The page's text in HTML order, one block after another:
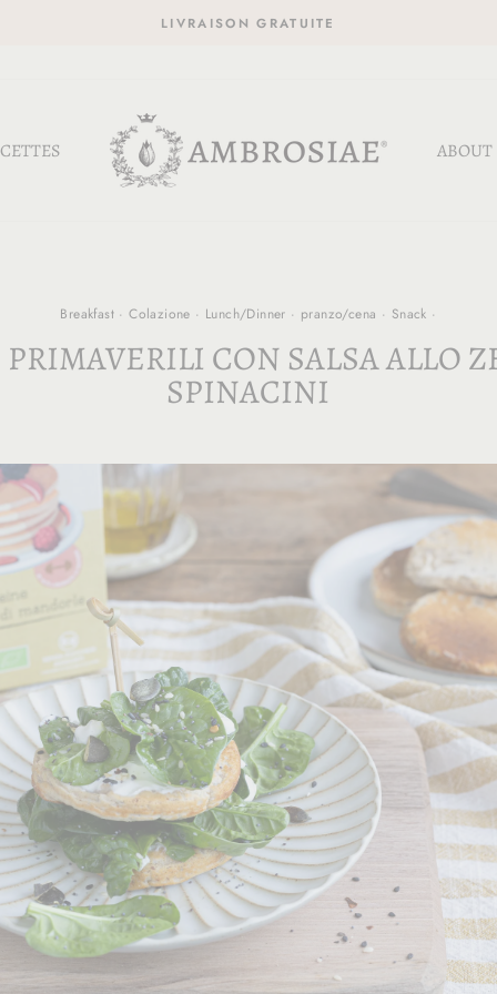
LIVRAISON GRATUITE
ABOUT
Breakfast ·Colazione · Lunch/Dinner · pranzo/cena · Snack ·
CON SALSA ALLO
SPINACINI